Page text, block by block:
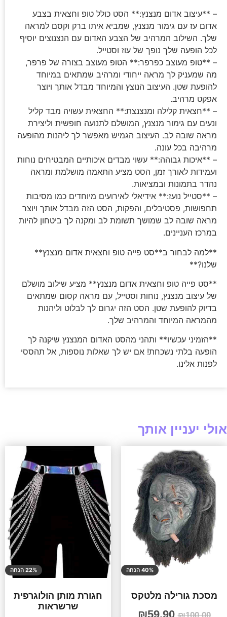
– **עיצוב אדום מנצנץ:** הסט כולל טופ וחצאית בצבע
אדום עז עם גימור מנצנץ, שמביא איתו ברק וקסם למראה
שלך. השילוב המרהיב של הצבע האדום עם הנצנוצים יוסיף
לכל הופעה שלך נופך של עוז וסטייל.
– **טופ מעוצב כפרפר:** הטופ מעוצב בצורה של פרפר,
מה שמעניק לך מראה ייחודי ומרהיב שמתאים במיוחד
להופעת שטן. העיצוב הנוצץ והמיוחד מבדל אותך ויוצר
אפקט מרהיב.
– **חצאית קלילה ומנצנצת:** החצאית עשויה מבד קליל
ונעים עם גימור מנצנץ, המושלם לתנועה חופשית וליצירת
מראה שובה לב. העיצוב הגמיש מאפשר לך ליהנות מהופעה
מרהיבה בכל עונה.
– **איכות גבוהה:** עשוי מבדים איכותיים המבטיחים נוחות
ועמידות לאורך זמן, הסט מציע התאמה מושלמת ומראה
נהדר בתמונות ובמציאות.
– **סטייל נועז:** אידיאלי לאירועים מיוחדים כמו מסיבות
תחפושות, פסטיבלים, והפקות, הסט הזה מבדל אותך ויוצר
מראה שובה לב שמושך תשומת לב ומקנה לך ביטחון להיות
במרכז העניינים.
**למה לבחור ב**סט פייה טופ וחצאית אדום מנצנץ**
שלנו?**
**סט פייה טופ וחצאית אדום מנצנץ** מציע שילוב מושלם
של עיצוב מנצנץ, נוחות וסטייל, עם מראה קסום שמתאים
בדיוק להופעת שטן. הסט הזה יגרום לך לבלוט וליהנות
מהמראה המיוחד והמרהיב שלך.
**הזמיני עכשיו** ותהני מהסט האדום המנצנץ שיקנה לך
הופעה בלתי נשכחת! אם יש לך שאלות נוספות, אל תהססי
לפנות אלינו.
אולי יעניין אותך
40% הנחה
מסכת גורילה מלטקס
₪59.90
22% הנחה
חגורת מותן הולוגרפית
שרשראות